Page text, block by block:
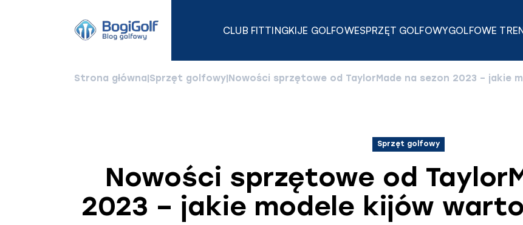
Header
CLUB FITTINGKIJE GOLFOWESPRZĘT GOLFOWYGOLFOWE
Strona główna|Sprzęt golfowy|Nowości sprzętowe od TaylorMade na sezon 2023 – jakie
Sprzęt golfowy
Nowości sprzętowe od
2023 – jakie modele kijów